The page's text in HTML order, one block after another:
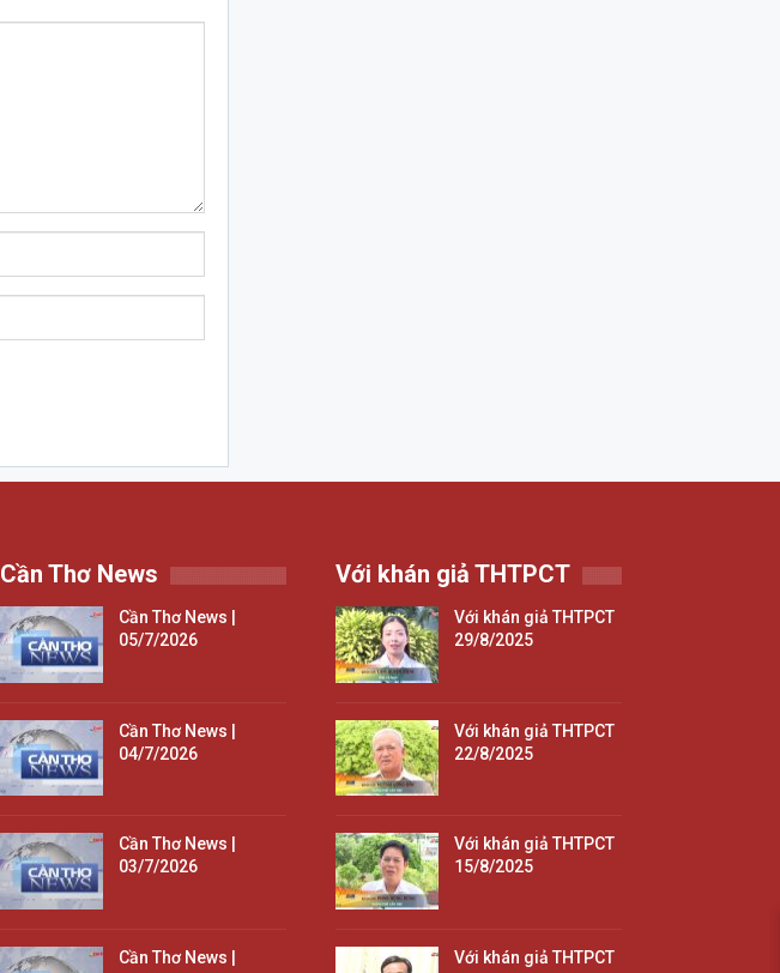
Cần Thơ News
Cần Thơ News |
05/7/2026
Cần Thơ News |
04/7/2026
Cần Thơ News |
03/7/2026
Cần Thơ News |
Với khán giả THTPCT
Với khán giả THTPCT
29/8/2025
Với khán giả THTPCT
22/8/2025
Với khán giả THTPCT
15/8/2025
Với khán giả THTPCT